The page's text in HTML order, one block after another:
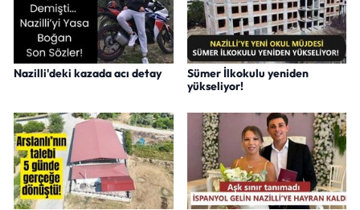
Nazilli'deki kazada acı detay
Sümer İlkokulu yeniden
yükseliyor!